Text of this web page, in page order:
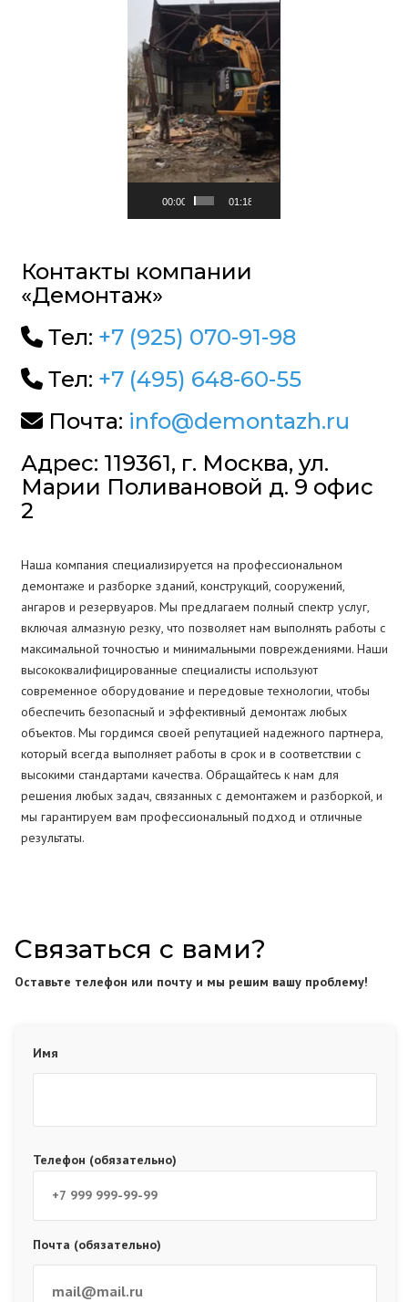
00:00 01:18
Контакты компании
«Демонтаж»
Тел: +7 (925) 070-91-98
Тел: +7 (495) 648-60-55
Почта: info@demontazh.ru
Адрес: 119361, г. Москва, ул.
Марии Поливановой д. 9 офис
2
Наша компания специализируется на профессиональном
демонтаже и разборке зданий, конструкций, сооружений,
ангаров и резервуаров. Мы предлагаем полный спектр услуг,
включая алмазную резку, что позволяет нам выполнять работы с
максимальной точностью и минимальными повреждениями. Наши
высококвалифицированные специалисты используют
современное оборудование и передовые технологии, чтобы
обеспечить безопасный и эффективный демонтаж любых
объектов. Мы гордимся своей репутацией надежного партнера,
который всегда выполняет работы в срок и в соответствии с
высокими стандартами качества. Обращайтесь к нам для
решения любых задач, связанных с демонтажем и разборкой, и
мы гарантируем вам профессиональный подход и отличные
результаты.
Связаться с вами?
Оставьте телефон или почту и мы решим вашу проблему!
Имя
Телефон (обязательно)
Почта (обязательно)